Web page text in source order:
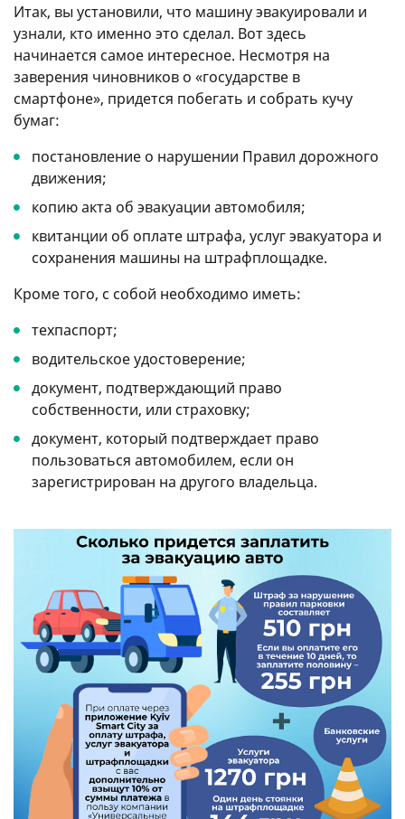
Итак, вы установили, что машину эвакуировали и
узнали, кто именно это сделал. Вот здесь
начинается самое интересное. Несмотря на
заверения чиновников о «государстве в
смартфоне», придется побегать и собрать кучу
бумаг:
постановление о нарушении Правил дорожного
движения;
копию акта об эвакуации автомобиля;
квитанции об оплате штрафа, услуг эвакуатора и
сохранения машины на штрафплощадке.
Кроме того, с собой необходимо иметь:
техпаспорт;
водительское удостоверение;
документ, подтверждающий право
собственности, или страховку;
документ, который подтверждает право
пользоваться автомобилем, если он
зарегистрирован на другого владельца.